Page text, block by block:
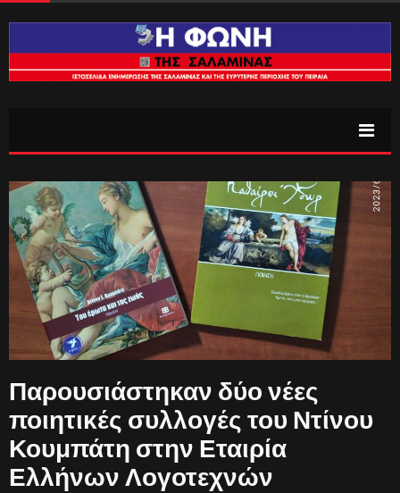
Παρουσιάστηκαν δύο νέες
ποιητικές συλλογές του Ντίνου
Κουμπάτη στην Εταιρία
Ελλήνων Λογοτεχνών